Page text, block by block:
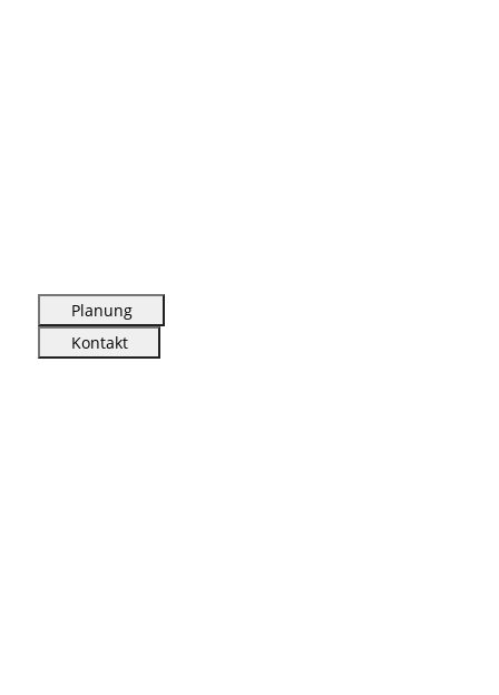
Planung
Kontakt